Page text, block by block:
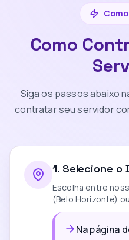
Como
Siga os passos abaixo
contratar seu servidor
1. Selecione o
Escolha entre
(Belo Horizonte)
Na página